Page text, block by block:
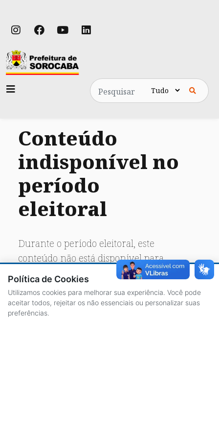
Pesquisa
Conteúdo
indisponível no
período
eleitoral
Durante o período eleitoral, este
conteúdo não está disponível para
acesso público.
Política de Cookies
Utilizamos cookies para melhorar sua experiência. Você pode
aceitar todos, rejeitar os não essenciais ou personalizar suas
preferências.